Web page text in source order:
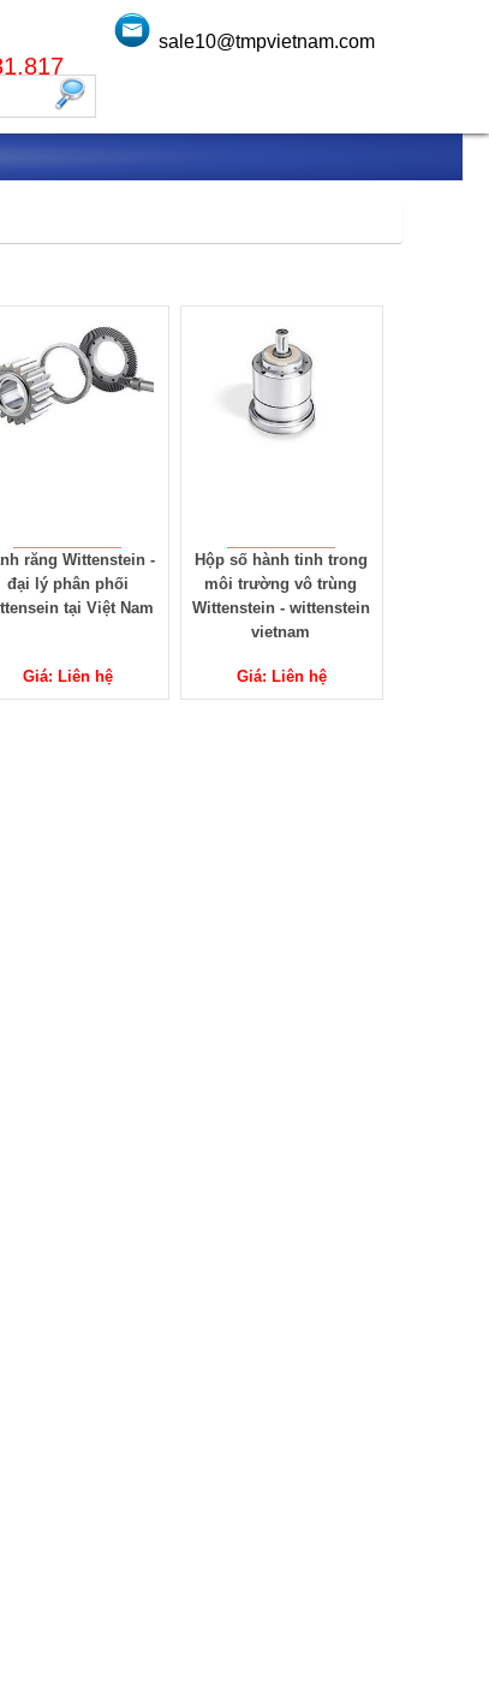
sale10@tmpvietnam.com
răng Wittenstein -
đại lý phân phối
tại Việt Nam
Giá: Liên hệ
Hộp số hành tinh trong
môi trường vô trùng
Wittenstein - wittenstein
vietnam
Giá: Liên hệ